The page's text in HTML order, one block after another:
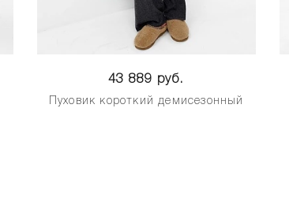
43 889 руб.
Пуховик короткий демисезонный